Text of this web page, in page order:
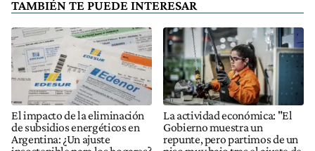
TAMBIÉN TE PUEDE INTERESAR
El impacto de la eliminación
de subsidios energéticos en
Argentina: ¿Un ajuste
La actividad económica: "El
Gobierno muestra un
repunte, pero partimos de un